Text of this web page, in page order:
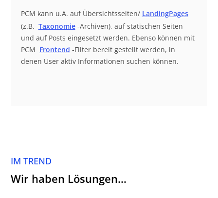
PCM kann u.A. auf Übersichtsseiten/ LandingPages
(z.B. Taxonomie -Archiven), auf statischen Seiten
und auf Posts eingesetzt werden. Ebenso können mit
PCM Frontend -Filter bereit gestellt werden, in
denen User aktiv Informationen suchen können.
IM TREND
Wir haben Lösungen…